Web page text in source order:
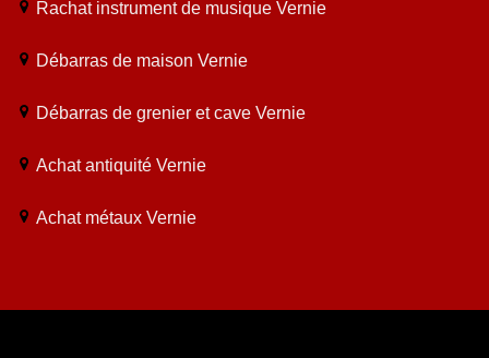
Rachat instrument de musique Vernie
Débarras de maison Vernie
Débarras de grenier et cave Vernie
Achat antiquité Vernie
Achat métaux Vernie